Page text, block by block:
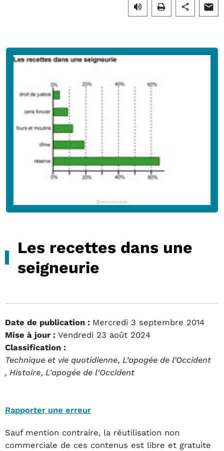
Les recettes dans une
seigneurie
Date de publication : Mercredi 3 septembre 2014
Mise à jour : Vendredi 23 août 2024
Classification :
Technique et vie quotidienne, L’apogée de l’Occident
, Histoire, L'apogée de l'Occident
Rapporter une erreur
Sauf mention contraire, la réutilisation non
commerciale de ces contenus est libre et gratuite